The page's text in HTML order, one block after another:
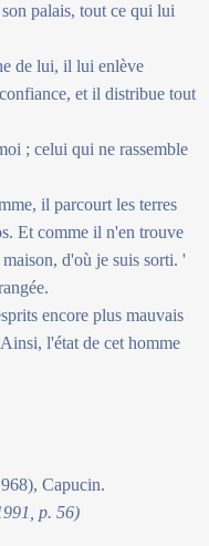
palais, tout ce qui lui
de lui, il lui enlève
et il distribue tout
; celui qui ne rassemble
il parcourt les terres
Et comme il n'en trouve
d'où je suis sorti. '
encore plus mauvais
l'état de cet homme
Capucin.
p. 56)